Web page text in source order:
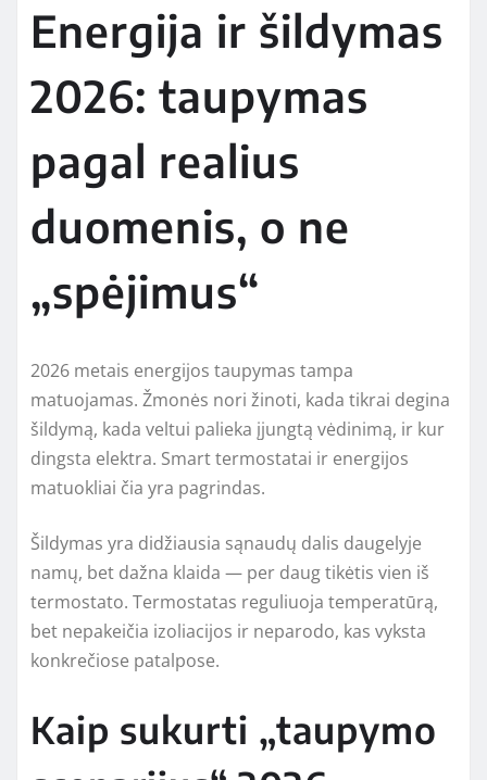
Energija ir šildymas
2026: taupymas
pagal realius
duomenis, o ne
„spėjimus“
2026 metais energijos taupymas tampa
matuojamas. Žmonės nori žinoti, kada tikrai degina
šildymą, kada veltui palieka įjungtą vėdinimą, ir kur
dingsta elektra. Smart termostatai ir energijos
matuokliai čia yra pagrindas.
Šildymas yra didžiausia sąnaudų dalis daugelyje
namų, bet dažna klaida — per daug tikėtis vien iš
termostato. Termostatas reguliuoja temperatūrą,
bet nepakeičia izoliacijos ir neparodo, kas vyksta
konkrečiose patalpose.
Kaip sukurti „taupymo